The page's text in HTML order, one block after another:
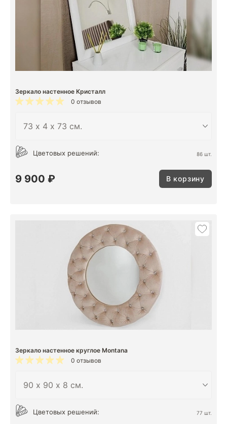
Зеркало настенное Кристалл
0 отзывов
Цветовых решений: 86 шт.
9 900 ₽ В корзину
Зеркало настенное круглое Montana
0 отзывов
Цветовых решений: 77 шт.